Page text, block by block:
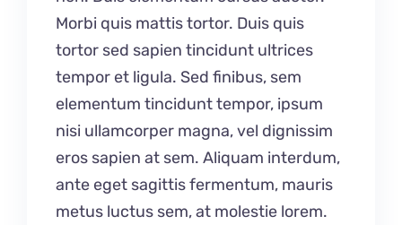
Morbi quis mattis tortor. Duis quis
tortor sed sapien tincidunt ultrices
tempor et ligula. Sed finibus, sem
elementum tincidunt tempor, ipsum
nisi ullamcorper magna, vel dignissim
eros sapien at sem. Aliquam interdum,
ante eget sagittis fermentum, mauris
metus luctus sem, at molestie lorem.